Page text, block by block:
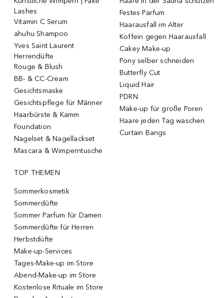
Lashes
Vitamin C Serum
ahuhu Shampoo
Yves Saint Laurent
Herrendüfte
Rouge & Blush
BB- & CC-Cream
Gesichtsmaske
Gesichtspflege für Männer
Haarbürste & Kamm
Foundation
Nagelset & Nagellackset
Mascara & Wimperntusche
Festes Parfum
Haarausfall im Alter
Koffein gegen Haarausfall
Cakey Make-up
Pony selber schneiden
Butterfly Cut
Liquid Hair
PDRN
Make-up für große Poren
Haare jeden Tag waschen
Curtain Bangs
TOP THEMEN
Sommerkosmetik
Sommerdüfte
Sommer Parfum für Damen
Sommerdüfte für Herren
Herbstdüfte
Make-up-Services
Tages-Make-up im Store
Abend-Make-up im Store
Kostenlose Rituale im Store